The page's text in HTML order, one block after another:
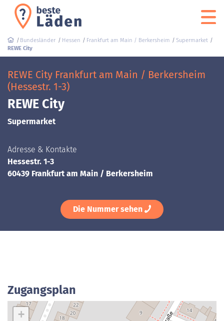
Bundesländer Hessen Frankfurt am Main / Berkersheim
Supermarket
REWE City
REWE City Frankfurt am Main / Berkersheim
(Hessestr. 1-3)
REWE City
Supermarket
Adresse & Kontakte
Hessestr. 1-3
60439 Frankfurt am Main / Berkersheim
Die Nummer sehen
Zugangsplan
+